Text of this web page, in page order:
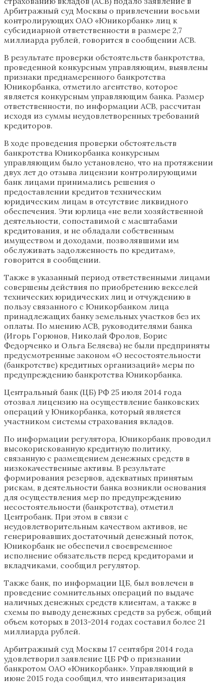
Арбитражный суд Москвы о привлечении восьми
контролирующих ОАО «Юникорбанк» лиц к
субсидиарной ответственности в размере 2,7
миллиарда рублей, говорится в сообщении АСВ.
В результате проверки обстоятельств банкротства,
проведенной конкурсным управляющим, выявлены
признаки преднамеренного банкротства
Юникорбанка, отметило агентство, которое
является конкурсным управляющим банка. Размер
ответственности, по информации АСВ, рассчитан
исходя из суммы неудовлетворенных требований
кредиторов.
В ходе проведения проверки обстоятельств
банкротства Юникорбанка конкурсным
управляющим было установлено, что на протяжении
двух лет до отзыва лицензии контролирующими
банк лицами принимались решения о
предоставлении кредитов техническим
юридическим лицам в отсутствие ликвидного
обеспечения. Эти юрлица «не вели хозяйственной
деятельности, сопоставимой с масштабами
кредитования, и не обладали собственным
имуществом и доходами, позволявшими им
обслуживать задолженность по кредитам»,
говорится в сообщении.
Также в указанный период ответственными лицами
совершены действия по приобретению векселей
технических юридических лиц и отчуждению в
пользу связанного с Юникорбанком лица
принадлежащих банку земельных участков без их
оплаты. По мнению АСВ, руководителями банка
(Игорь Горюнов, Николай Фролов, Борис
Федорченко и Ольга Беляева) не были предприняты
предусмотренные законом «О несостоятельности
(банкротстве) кредитных организаций» меры по
предупреждению банкротства Юникорбанка.
Центральный банк (ЦБ) РФ 25 июля 2014 года
отозвал лицензию на осуществление банковских
операций у Юникорбанка, который является
участником системы страхования вкладов.
По информации регулятора, Юникорбанк проводил
высокорискованную кредитную политику,
связанную с размещением денежных средств в
низкокачественные активы. В результате
формирования резервов, адекватных принятым
рискам, в деятельности банка возникли основания
для осуществления мер по предупреждению
несостоятельности (банкротства), отметил
Центробанк. При этом в связи с
неудовлетворительным качеством активов, не
генерировавших достаточный денежный поток,
Юникорбанк не обеспечил своевременное
исполнение обязательств перед кредиторами и
вкладчиками, сообщил регулятор.
Также банк, по информации ЦБ, был вовлечен в
проведение сомнительных операций по выдаче
наличных денежных средств клиентам, а также в
схемы по выводу денежных средств за рубеж, общий
объем которых в 2013-2014 годах составил более 21
миллиарда рублей.
Арбитражный суд Москвы 17 сентября 2014 года
удовлетворил заявление ЦБ РФ о признании
банкротом ОАО «Юникорбанк». Управляющий в
июне 2015 года сообщил, что инвентаризация